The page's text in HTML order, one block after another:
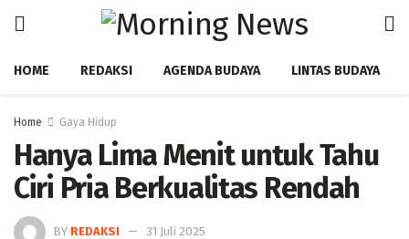
HOME REDAKSI AGENDA BUDAYA LINTAS BUDAYA
Home Gaya Hidup
Hanya Lima Menit untuk Tahu
Ciri Pria Berkualitas Rendah
BY REDAKSI 31 Juli 2025